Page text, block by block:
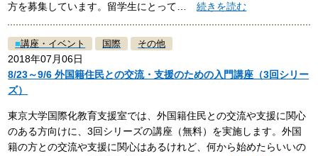
方を募集しています。留学生にとって…続きを読む
■講座・イベント 国際 その他
2018年07月06日
8/23～9/6 外国籍住民との交流・支援のための入門講座（3回シリー
ズ）
東京大学国際化教育支援室では、外国籍住民との交流や支援に関心
のある方向けに、3回シリーズの講座（無料）を実施します。外国
籍の方との交流や支援に関心はあるけれど、何から始めたらいいの